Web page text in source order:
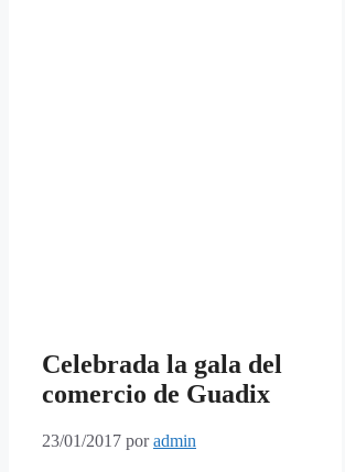
Celebrada la gala del
comercio de Guadix
23/01/2017 poradmin